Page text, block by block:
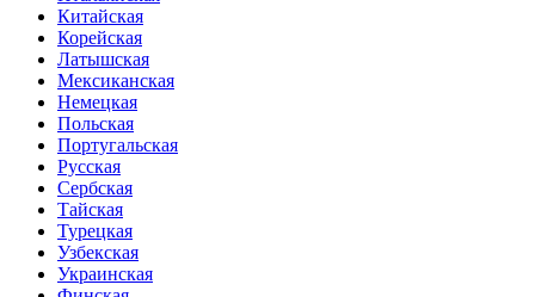
Китайская
Корейская
Латышская
Мексиканская
Немецкая
Польская
Португальская
Русская
Сербская
Тайская
Турецкая
Узбекская
Украинская